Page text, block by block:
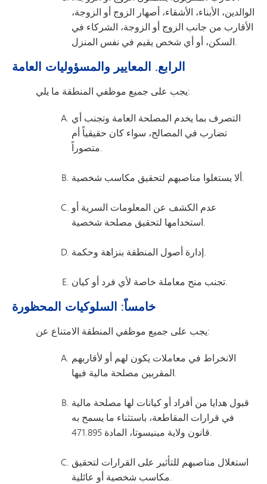
الوالدين، الأبناء، الأشقاء، أصهار الزوج أو الزوجة،
الأقارب من جانب الزوج أو الزوجة، الشركاء في
السكن، أو أي شخص يقيم في نفس المنزل.
الرابع. المعايير والمسؤوليات العامة
يجب على جميع موظفي المنطقة ما يلي:
التصرف بما يخدم المصلحة العامة وتجنب أي
تضارب في المصالح، سواء كان حقيقياً أم
متصوراً.
ألا يستغلوا مناصبهم لتحقيق مكاسب شخصية.
عدم الكشف عن المعلومات السرية أو
استخدامها لتحقيق مصلحة شخصية.
إدارة أصول المنطقة بنزاهة وحكمة.
تجنب منح معاملة خاصة لأي فرد أو كيان.
خامساً: السلوكيات المحظورة
يجب على جميع موظفي المنطقة الامتناع عن:
الانخراط في معاملات يكون لهم أو لأقاربهم
المقربين مصلحة مالية فيها.
قبول هدايا من أفراد أو كيانات لها مصلحة مالية
في قرارات المقاطعة، باستثناء ما يسمح به
قانون ولاية مينيسوتا، المادة 471.895.
استغلال مناصبهم للتأثير على القرارات لتحقيق
مكاسب شخصية أو عائلية.